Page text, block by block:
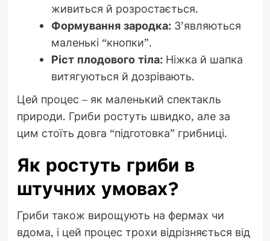
живиться й розростається.
Формування зародка:З’являються
маленькі “кнопки”.
Ріст плодового тіла:Ніжка й шапка
витягуються й дозрівають.
Цей процес – як маленький спектакль
природи. Гриби ростуть швидко, але за
цим стоїть довга “підготовка” грибниці.
Як ростуть гриби в
штучних умовах?
Гриби також вирощують на фермах чи
вдома, і цей процес трохи відрізняється від